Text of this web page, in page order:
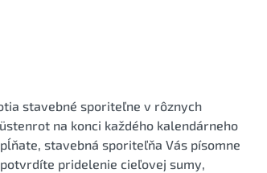
stavebné sporiteľne v rôznych
na konci každého kalendárneho
stavebná sporiteľňa Vás písomne
pridelenie cieľovej sumy,